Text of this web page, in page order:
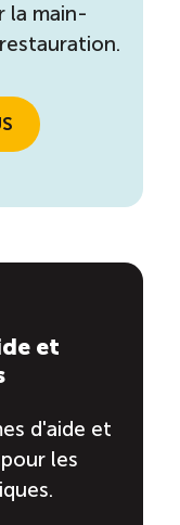
la main-
et
d'aide et
les